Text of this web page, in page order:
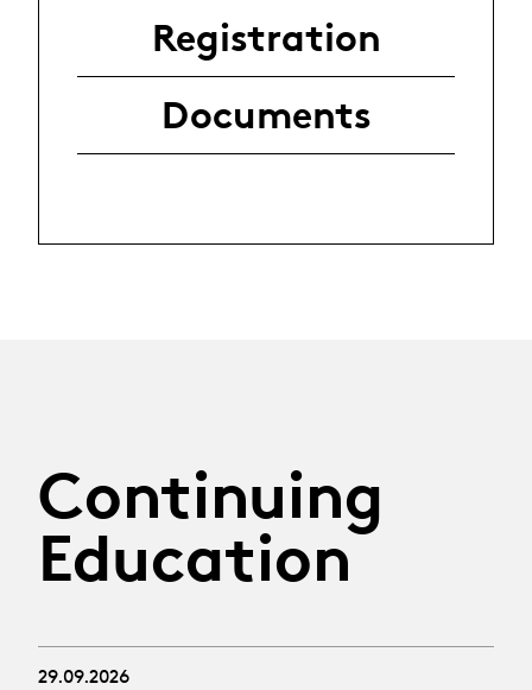
Registration
Documents
Continuing
Education
29.09.2026